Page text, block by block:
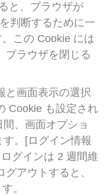
と、ブラウザが
判断するために一
この Cookie には
ブラウザを閉じる
と画面表示の選択
Cookie も設定され
、画面オプショ
。[ログイン情報
グインは 2 週間維
アウトすると、
。